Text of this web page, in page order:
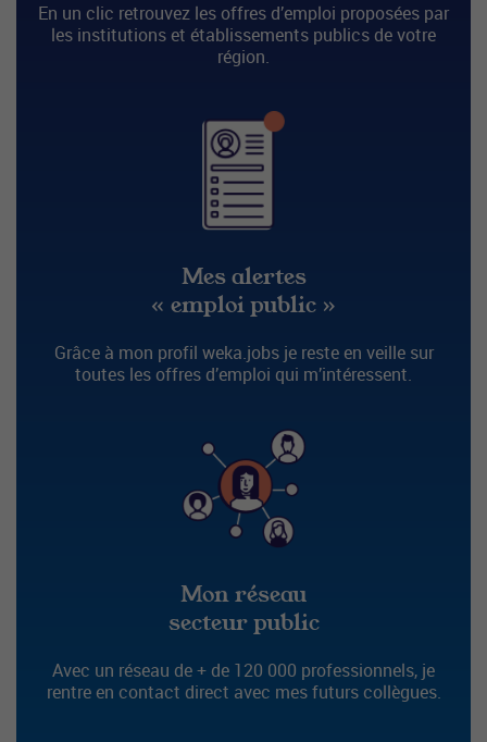
En un clic retrouvez les offres d’emploi proposées par
les institutions et établissements publics de votre
région.
Mes alertes
« emploi public »
Grâce à mon profil weka.jobs je reste en veille sur
toutes les offres d’emploi qui m’intéressent.
Mon réseau
secteur public
Avec un réseau de + de 120 000 professionnels, je
rentre en contact direct avec mes futurs collègues.